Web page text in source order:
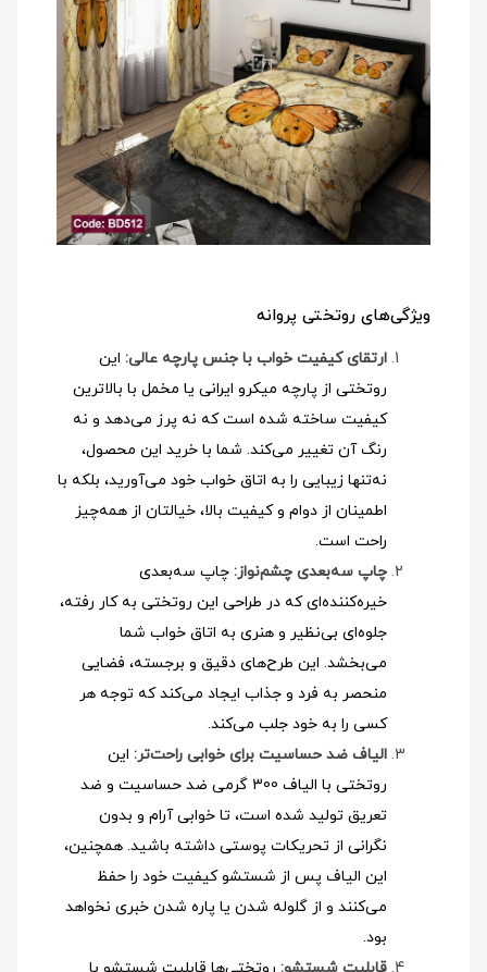
ویژگی‌های روتختی پروانه
ارتقای کیفیت خواب با جنس پارچه عالی: این
روتختی از پارچه میکرو ایرانی یا مخمل با بالاترین
کیفیت ساخته شده است که نه پرز می‌دهد و نه
رنگ آن تغییر می‌کند. شما با خرید این محصول،
نه‌تنها زیبایی را به اتاق خواب خود می‌آورید، بلکه با
اطمینان از دوام و کیفیت بالا، خیالتان از همه‌چیز
راحت است.
چاپ سه‌بعدی چشم‌نواز: چاپ سه‌بعدی
خیره‌کننده‌ای که در طراحی این روتختی به کار رفته،
جلوه‌ای بی‌نظیر و هنری به اتاق خواب شما
می‌بخشد. این طرح‌های دقیق و برجسته، فضایی
منحصر به فرد و جذاب ایجاد می‌کند که توجه هر
کسی را به خود جلب می‌کند.
الیاف ضد حساسیت برای خوابی راحت‌تر: این
روتختی با الیاف 300 گرمی ضد حساسیت و ضد
تعریق تولید شده است، تا خوابی آرام و بدون
نگرانی از تحریکات پوستی داشته باشید. همچنین،
این الیاف پس از شستشو کیفیت خود را حفظ
می‌کنند و از گلوله شدن یا پاره شدن خبری نخواهد
بود.